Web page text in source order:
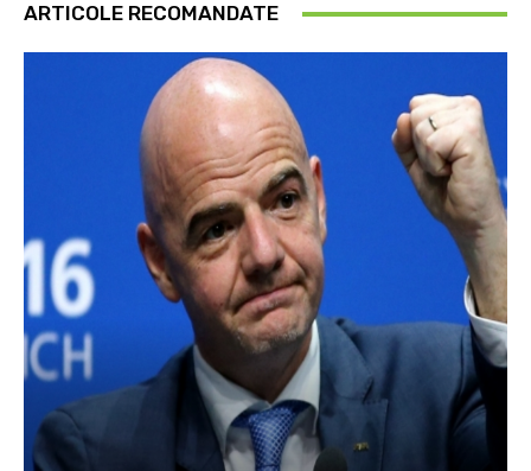
ARTICOLE RECOMANDATE